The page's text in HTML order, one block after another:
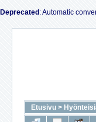
Deprecated : Automatic
Etusivu >